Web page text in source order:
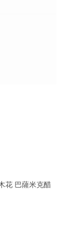
花 巴薩米克醋